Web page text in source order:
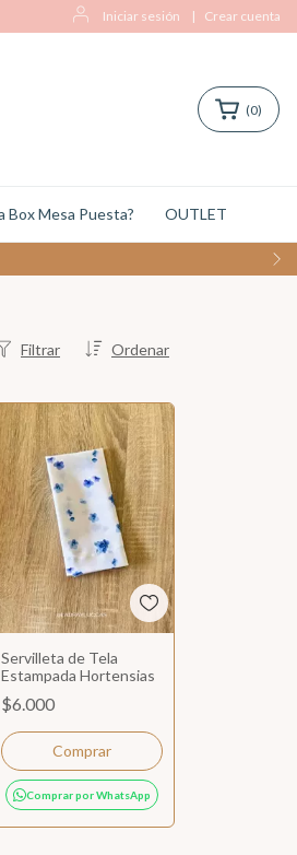
Iniciar sesión | Crear cuenta
(0)
Box Mesa Puesta? OUTLET
Ordenar
Filtrar
Servilleta de Tela
Estampada Hortensias
$6.000
Comprar por WhatsApp